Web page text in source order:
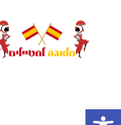
פתח סרגל נגישות